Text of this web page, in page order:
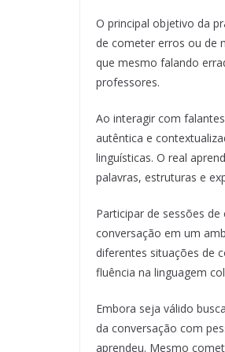
O principal objetivo da
de cometer erros ou de
que mesmo falando
professores.
Ao interagir com
autêntica e
linguísticas. O real
palavras, estruturas e
Participar de sessões
conversação em um
diferentes situações de
fluência na linguagem
Embora seja válido
da conversação com
aprendeu. Mesmo